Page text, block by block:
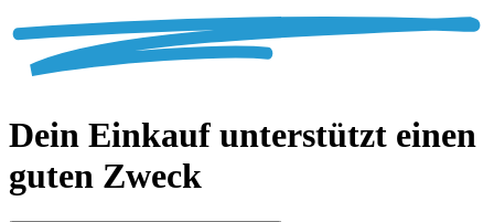
Dein Einkauf unterstützt einen
guten Zweck